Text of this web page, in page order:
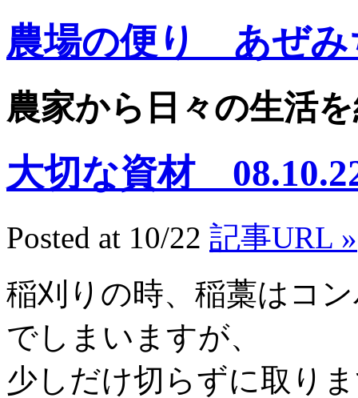
農場の便り あぜみ
農家から日々の生活
大切な資材
Posted at 10/22 記事URL »
稲刈りの時、稲藁はコ
でしまいますが、
少しだけ切らずに取り